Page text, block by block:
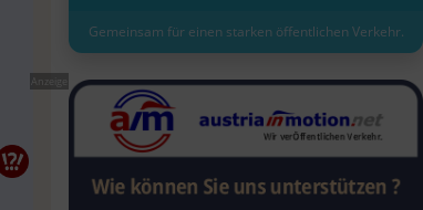
Gemeinsam für einen starken öffentlichen Verkehr.
Anzeige